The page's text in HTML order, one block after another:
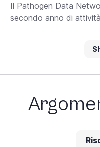
Il Pathogen Data
secondo anno di